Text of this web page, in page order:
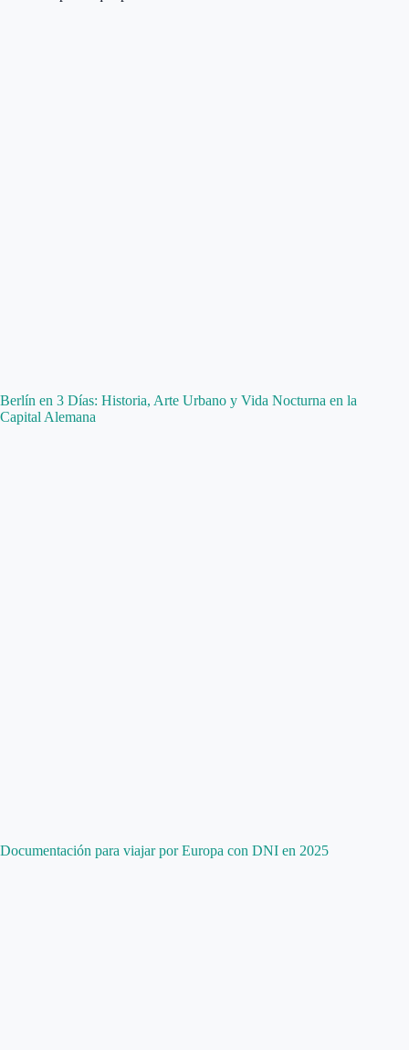
Berlín en 3 Días: Historia, Arte Urbano y Vida Nocturna en la
Capital Alemana
Documentación para viajar por Europa con DNI en 2025